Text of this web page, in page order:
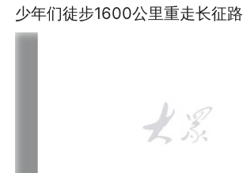
少年们徒步1600公里重走长征路